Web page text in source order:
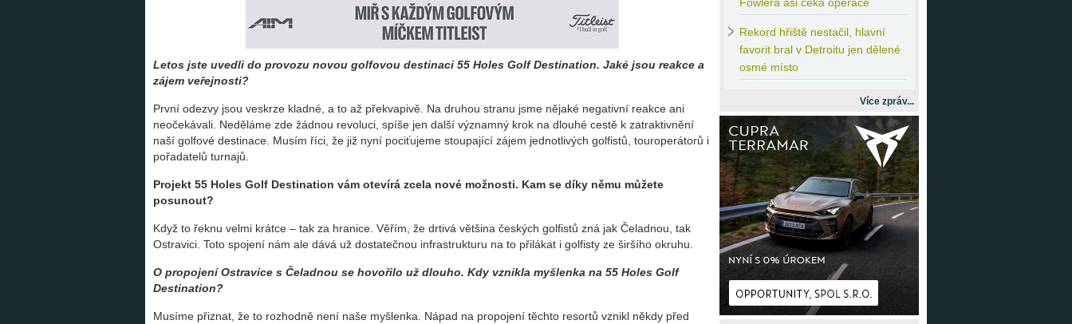
Letos jste uvedli do provozu novou golfovou destinaci 55 Holes Golf Destination. Jaké jsou reakce a
zájem veřejnosti?
První odezvy jsou veskrze kladné, a to až překvapivě. Na druhou stranu jsme nějaké negativní reakce ani
neočekávali. Neděláme zde žádnou revoluci, spíše jen další významný krok na dlouhé cestě k zatraktivnění
naší golfové destinace. Musím říci, že již nyní pociťujeme stoupající zájem jednotlivých golfistů, touroperátorů i
pořadatelů turnajů.
Projekt 55 Holes Golf Destination vám otevírá zcela nové možnosti. Kam se díky němu můžete
posunout?
Když to řeknu velmi krátce – tak za hranice. Věřím, že drtivá většina českých golfistů zná jak Čeladnou, tak
Ostravici. Toto spojení nám ale dává už dostatečnou infrastrukturu na to přilákat i golfisty ze širšího okruhu.
O propojení Ostravice s Čeladnou se hovořilo už dlouho. Kdy vznikla myšlenka na 55 Holes Golf
Destination?
Musíme přiznat, že to rozhodně není naše myšlenka. Nápad na propojení těchto resortů vznikl někdy před
Fowlera asi čeká operace
Rekord hřiště nestačil, hlavní
favorit bral v Detroitu jen dělené
osmé místo
Více zpráv...